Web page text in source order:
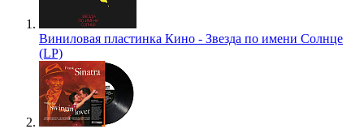
Виниловая пластинка Кино - Звезда по имени Солнце
(LP)